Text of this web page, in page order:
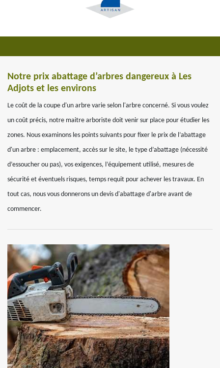
Notre prix abattage d’arbres dangereux à Les
Adjots et les environs
Le coût de la coupe d'un arbre varie selon l'arbre concerné. Si vous voulez
un coût précis, notre maitre arboriste doit venir sur place pour étudier les
zones. Nous examinons les points suivants pour fixer le prix de l’abattage
d'un arbre : emplacement, accès sur le site, le type d’abattage (nécessité
d’essoucher ou pas), vos exigences, l’équipement utilisé, mesures de
sécurité et éventuels risques, temps requit pour achever les travaux. En
tout cas, nous vous donnerons un devis d'abattage d'arbre avant de
commencer.